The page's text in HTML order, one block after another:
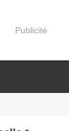
Publicité